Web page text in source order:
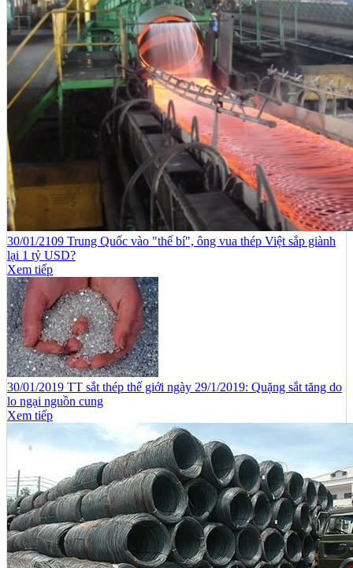
30/01/2109 Trung Quốc vào "thế bí", ông vua thép Việt sắp giành
lại 1 tỷ USD?
Xem tiếp
30/01/2019 TT sắt thép thế giới ngày 29/1/2019: Quặng sắt tăng do
lo ngại nguồn cung
Xem tiếp